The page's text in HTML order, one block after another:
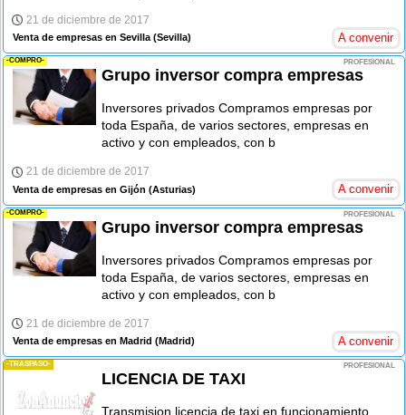
21 de diciembre de 2017
Venta de empresas en Sevilla(Sevilla) A convenir
-COMPRO- PROFESIONAL
Grupo inversor compra empresas
Inversores privados Compramos empresas por
toda España, de varios sectores, empresas en
activo y con empleados, con b
21 de diciembre de 2017
Venta de empresas en Gijón (Asturias) A convenir
-COMPRO- PROFESIONAL
Grupo inversor compra empresas
Inversores privados Compramos empresas por
toda España, de varios sectores, empresas en
activo y con empleados, con b
21 de diciembre de 2017
Venta de empresas en Madrid (Madrid) A convenir
-TRASPASO- PROFESIONAL
LICENCIA DE TAXI
Transmision licencia de taxi en funcionamiento